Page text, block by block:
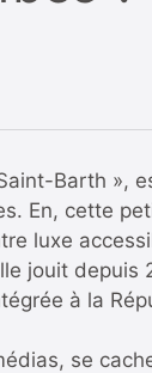
Barth »,
En, cette
luxe
jouit
à la
se